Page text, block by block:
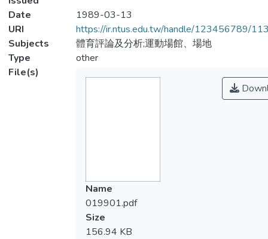
Date
1989-03-13
URI
https://ir.ntus.edu.tw/handle/123456789/
Subjects
體育評論及分析;運動場館、場地
Type
other
File(s)
Name
019901.pdf
Size
156.94 KB